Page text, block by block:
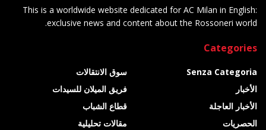
This is a worldwide website dedicated for AC Milan in English:
exclusive news and content about the Rossoneri world.
Categories
Senza Categoria
الأخبار
الأخبار العاجلة
الحصريات
سوق الانتقالات
فريق الميلان للسيدات
قطاع الشباب
مقالات تحليلية